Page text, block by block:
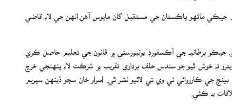
ماڻھو پاڪستان جي مستقبل کان مايوس آھن.انھن جي لاءِ قاضي
جيڪو برطانيه جي آڪسفورڊ يونيورسٽي ۾ قانون جي تعليم حاصل ڪري
ته خوش ٿيو جو سندس حلف برداري تقريب ۾ شرڪت لاءِ پنهنجي خرچ
ڪورٽ جي فل بينچ جي ڪارروائي ٽي وي تي لائيو نشر ٿي. اسرار خان سڄو ڏينهن سپريم
به ڪئي.